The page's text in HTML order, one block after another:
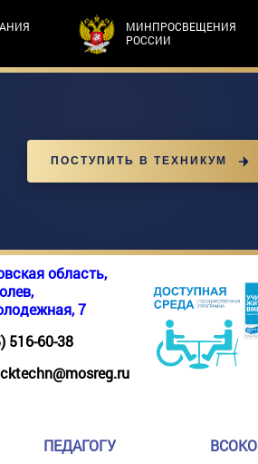
МИНПРОСВЕЩЕНИЯ
РОССИИ
ПОСТУПИТЬ В ТЕХНИКУМ
область,
7
516-60-38
ПЕДАГОГУ ВСОКО